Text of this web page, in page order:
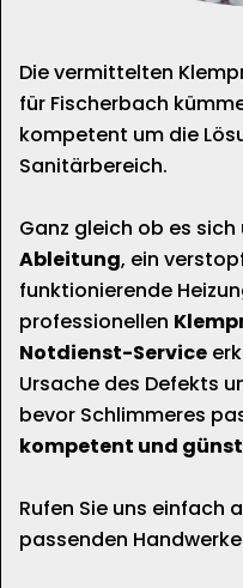
Die vermittelten
für Fischerbach
kompetent um die
Sanitärbereich.
Ganz gleich ob es sich
Ableitung, ein
funktionierende
professionellen
Notdienst-Service
Ursache des Defekts
bevor Schlimmeres
kompetent und
Rufen Sie uns einfach
passenden